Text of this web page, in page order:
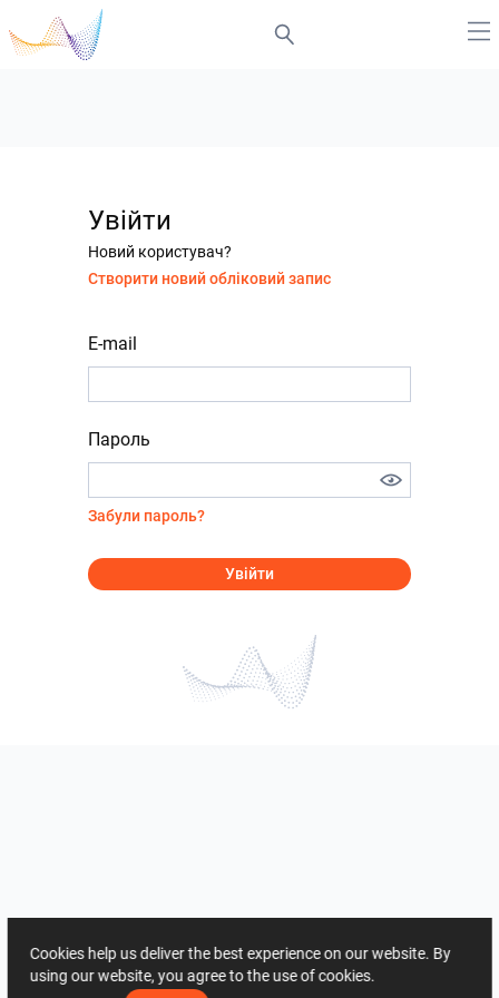
Увійти
Новий користувач?
Створити новий обліковий запис
E-mail
Пароль
Забули пароль?
Увійти
Cookies help us deliver the best experience on our website. By
using our website, you agree to the use of cookies.